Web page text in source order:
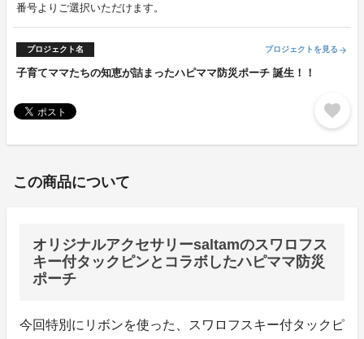
番号よりご選択いただけます。
プロジェクト名 プロジェクトを見る arrow_forward
子育てママたちの知恵が詰まったハピママ防災ポーチ 誕生！！
favorite
この商品について
オリジナルアクセサリーsaltamのスワロフス
キー付タックピンとコラボしたハピママ防災
ポーチ
今回特別にリボンを使った、スワロフスキー付タックピ